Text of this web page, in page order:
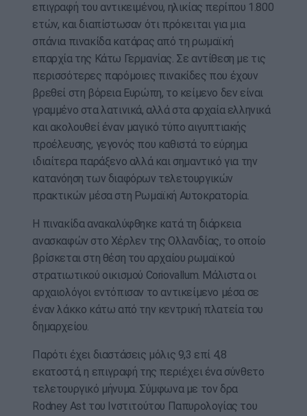
επιγραφή του αντικειμένου, ηλικίας περίπου 1.800
ετών, και διαπίστωσαν ότι πρόκειται για μια
σπάνια πινακίδα κατάρας από τη ρωμαϊκή
επαρχία της Κάτω Γερμανίας. Σε αντίθεση με τις
περισσότερες παρόμοιες πινακίδες που έχουν
βρεθεί στη βόρεια Ευρώπη, το κείμενο δεν είναι
γραμμένο στα λατινικά, αλλά στα αρχαία ελληνικά
και ακολουθεί έναν μαγικό τύπο αιγυπτιακής
προέλευσης, γεγονός που καθιστά το εύρημα
ιδιαίτερα παράξενο αλλά και σημαντικό για την
κατανόηση των διαφόρων τελετουργικών
πρακτικών μέσα στη Ρωμαϊκή Αυτοκρατορία.
Η πινακίδα ανακαλύφθηκε κατά τη διάρκεια
ανασκαφών στο Χέρλεν της Ολλανδίας, το οποίο
βρίσκεται στη θέση του αρχαίου ρωμαϊκού
στρατιωτικού οικισμού Coriovallum. Μάλιστα οι
αρχαιολόγοι εντόπισαν το αντικείμενο μέσα σε
έναν λάκκο κάτω από την κεντρική πλατεία του
δημαρχείου.
Παρότι έχει διαστάσεις μόλις 9,3 επί 4,8
εκατοστά, η επιγραφή της περιέχει ένα σύνθετο
τελετουργικό μήνυμα. Σύμφωνα με τον δρα
Rodney Ast του Ινστιτούτου Παπυρολογίας του